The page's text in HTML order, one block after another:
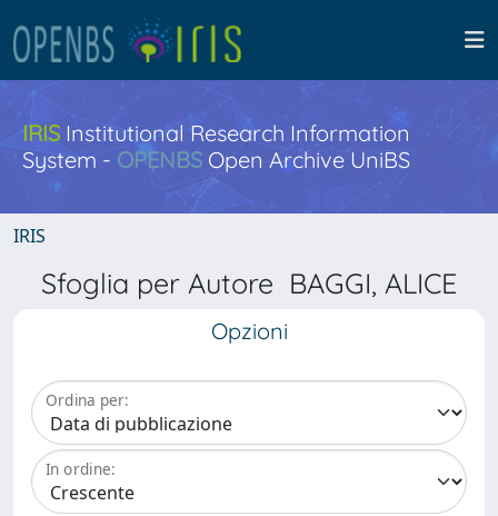
IRISInstitutional Research Information
System - OPENBS Open Archive UniBS
IRIS
Sfoglia per Autore BAGGI, ALICE
Opzioni
Ordina per:
In ordine: